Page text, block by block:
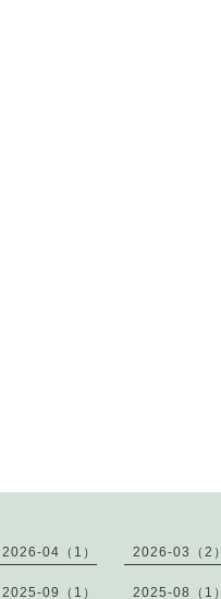
2026-04（1） 2026-03（2）
2025-09（1） 2025-08（1）